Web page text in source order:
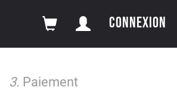
CONNEXION
3. Paiement